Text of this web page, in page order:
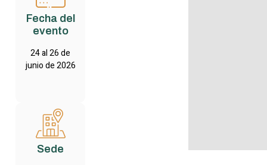
Fecha del
evento
24 al 26 de
junio de 2026
Sede